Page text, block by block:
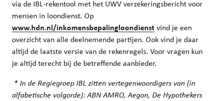
via de IBL-rekentool met het UWV verzekeringsbericht voor
mensen in loondienst. Op
www.hdn.nl/inkomensbepalingloondienst vind je een
overzicht van alle deelnemende partijen. Ook vind je daar
altijd de laatste versie van de rekenregels. Voor vragen kun
je altijd terecht bij de betreffende aanbieder.
* In de Regiegroep IBL zitten vertegenwoordigers van (in
alfabetische volgorde): ABN AMRO, Aegon, De Hypothekers